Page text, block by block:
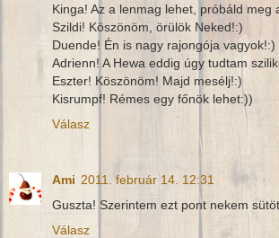
Kinga! Az a lenmag lehet, próbáld meg
Szildi! Köszönöm, örülök Neked!:)
Duende! Én is nagy rajongója
Adrienn! A Hewa eddig úgy tudtam
Eszter! Köszönöm! Majd mesélj!:)
Kisrumpf! Rémes egy főnök lehet:))
Válasz
Ami 2011. február 14. 12:31
Guszta! Szerintem ezt pont nekem
Válasz